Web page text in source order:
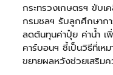
กระทรวงเกษตรฯ ขับ
กรมชลฯ รับลูกศึกษาก
ลดต้นทุนค่าปุ๋ย ค่าน้ำ เ
คาร์บอนฯ ชี้เป็นวิธีที่เห
ขยายผลหวังช่วยเสริม